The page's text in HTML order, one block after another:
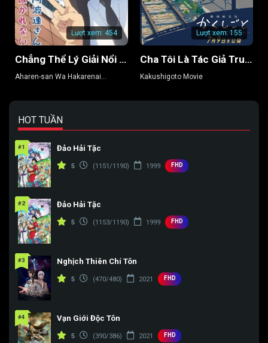
Tập 154 Tập 155 Tập 156
Tập 157 Tập 158 Tập 159
Tập 166
Tập 169
Tập 172 Tập 173
Tập 175
Tập 178
Tập 181
Tập 184 Tập 185
Tập 187 Tập 188
Lượt xem: 454
Chẳng Thể Lý Giải Nổi Aharen-san (Phần 2)
Aharen-san Wa Hakarenai
Lượt xem: 155
Cha Tôi Là Tác Giả Truyện Tranh Thô Tục
Kakushigoto Movie
HOT TUẦN
#1 Đảo Hải Tặc
5 (1151/1190) 1999 FHD
#2 Đảo Hải Tặc
5 (1153/1190) 1999 FHD
#3 Nghịch Thiên Chí Tôn
5 (470/480) 2021 FHD
#4 Vạn Giới Độc Tôn
5 (390/386) 2021 FHD